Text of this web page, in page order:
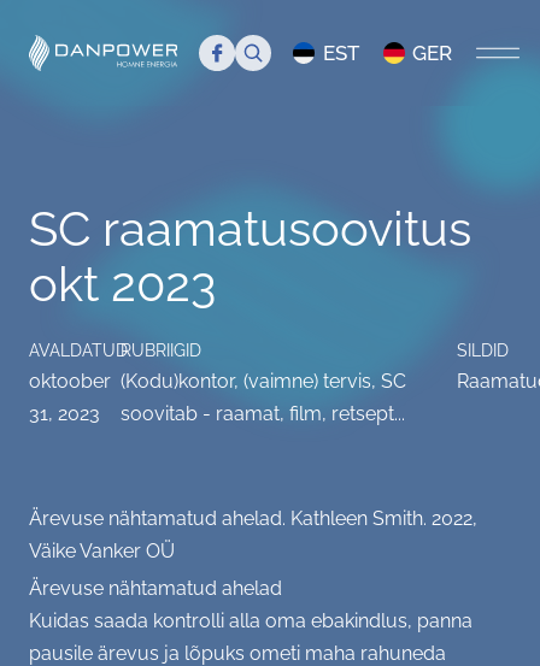
MEIST
Juhtkond
Danpower meedias
Tiim
KKK
Servicecenter Danpower
Info
(Kodu)kontor, (vaimne) tervis
SC soovitab - raamat, film, retsept...
Search EST GER
SC raamatusoovitus
okt 2023
AVALDATUD
oktoober
31, 2023
RUBRIIGID
(Kodu)kontor, (vaimne) tervis,SC
soovitab - raamat, film, retsept...
SILDID
Ärevuse nähtamatud ahelad. Kathleen Smith. 2022,
Väike Vanker OÜ
Ärevuse nähtamatud ahelad
Kuidas saada kontrolli alla oma ebakindlus, panna
pausile ärevus ja lõpuks ometi maha rahuneda